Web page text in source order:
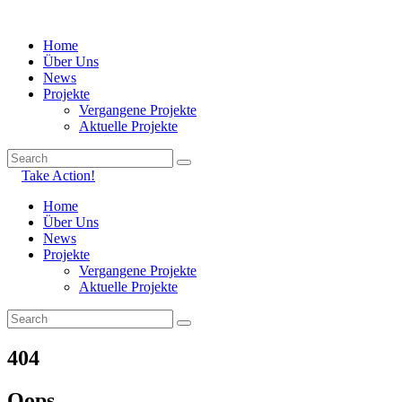
Home
Über Uns
News
Projekte
Vergangene Projekte
Aktuelle Projekte
Take Action!
Home
Über Uns
News
Projekte
Vergangene Projekte
Aktuelle Projekte
404